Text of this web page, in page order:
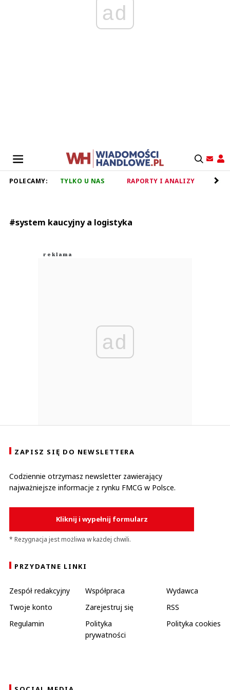
ad
POLECAMY: TYLKO U NAS RAPORTY I ANALIZY
#system kaucyjny a logistyka
ad
ZAPISZ SIĘ DO NEWSLETTERA
Codziennie otrzymasz newsletter zawierający
najważniejsze informacje z rynku FMCG w Polsce.
Kliknij i wypełnij formularz
* Rezygnacja jest możliwa w każdej chwili.
PRZYDATNE LINKI
Zespół redakcyjny Współpraca
Wydawca
Twoje konto
Zarejestruj się
RSS
Regulamin
Polityka
prywatności
Polityka cookies